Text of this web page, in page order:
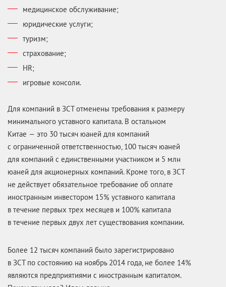
медицинское обслуживание;
юридические услуги;
туризм;
страхование;
HR;
игровые консоли.
Для компаний в ЗСТ отменены требования к размеру
минимального уставного капитала. В остальном
Китае — это 30 тысяч юаней для компаний
с ограниченной ответственностью, 100 тысяч юаней
для компаний с единственными участником и 5 млн
юаней для акционерных компаний. Кроме того, в ЗСТ
не действует обязательное требование об оплате
иностранным инвестором 15% уставного капитала
в течение первых трех месяцев и 100% капитала
в течение первых двух лет существования компании.
Более 12 тысяч компаний было зарегистрировано
в ЗСТ по состоянию на ноябрь 2014 года, не более 14%
являются предприятиями с иностранным капиталом.